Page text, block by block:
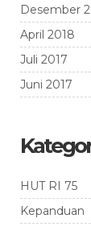
Desember
April 2018
Juli 2017
Juni 2017
HUT RI 75
Kepanduan